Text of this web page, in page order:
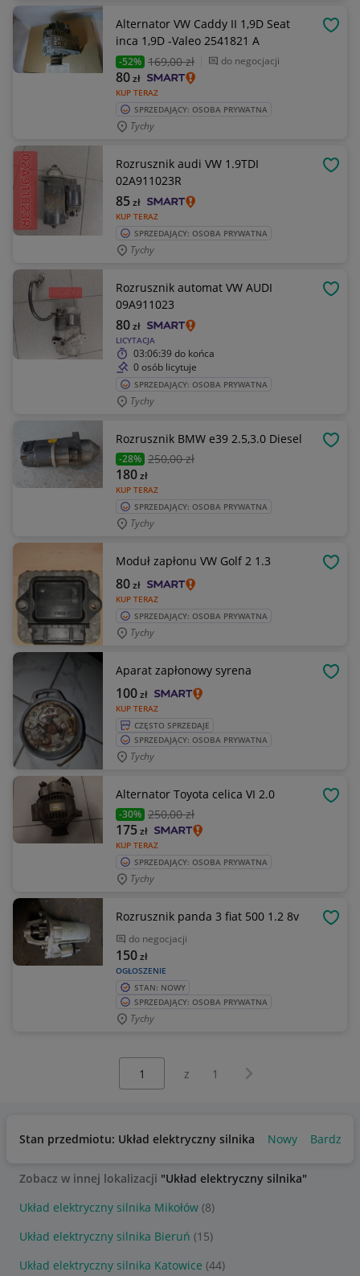
Alternator VW Caddy II 1,9D Seat
inca 1,9D -Valeo 2541821 A
-52% 169,00 zł do negocjacji
KUP TERAZ
80zł
SPRZEDAJĄCY: OSOBA PRYWATNA
Tychy
Rozrusznik audi VW 1.9TDI
02A911023R
KUP TERAZ
85zł
SPRZEDAJĄCY: OSOBA PRYWATNA
Tychy
Rozrusznik automat VW AUDI
09A911023
LICYTACJA
80zł
03:06:39 do końca
0 osób licytuje
SPRZEDAJĄCY: OSOBA PRYWATNA
Tychy
Rozrusznik BMW e39 2.5,3.0 Diesel
-28% 250,00 zł
KUP TERAZ
180zł
SPRZEDAJĄCY: OSOBA PRYWATNA
Tychy
Moduł zapłonu VW Golf 2 1.3
KUP TERAZ
80zł
SPRZEDAJĄCY: OSOBA PRYWATNA
Tychy
Aparat zapłonowy syrena
KUP TERAZ
100zł
CZĘSTO SPRZEDAJE
SPRZEDAJĄCY: OSOBA PRYWATNA
Tychy
Alternator Toyota celica VI 2.0
-30% 250,00 zł
KUP TERAZ
175zł
SPRZEDAJĄCY: OSOBA PRYWATNA
Tychy
Rozrusznik panda 3 fiat 500 1.2 8v
do negocjacji
OGŁOSZENIE
150zł
STAN: NOWY
SPRZEDAJĄCY: OSOBA PRYWATNA
Tychy
z 1 Następna strona
Stan przedmiotu: Układ elektryczny silnika Nowy Bardzo
Zobacz w innej lokalizacji "Układ elektryczny silnika"
Układ elektryczny silnika Mikołów (8)
Układ elektryczny silnika Bieruń (15)
Układ elektryczny silnika Katowice (44)